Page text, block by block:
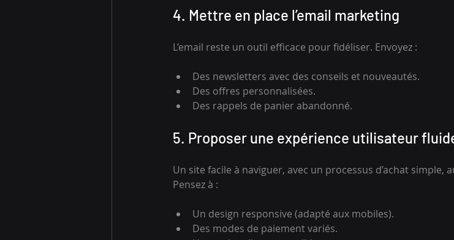
4. Mettre en place l’email marketing
L’email reste un outil efficace pour fidéliser. Envoyez :
Des newsletters avec des conseils et nouveautés.
Des offres personnalisées.
Des rappels de panier abandonné.
5. Proposer une expérience utilisateur
Un site facile à naviguer, avec un processus d’achat simple,
Pensez à :
Un design responsive (adapté aux mobiles).
Des modes de paiement variés.